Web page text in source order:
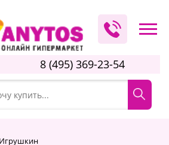
8 (495) 369-23-54
Игрушкин